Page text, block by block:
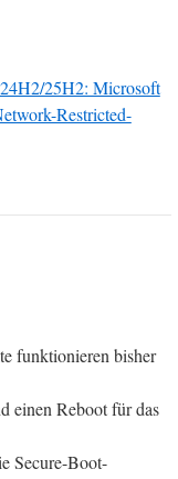
25H2: Microsoft
Restricted-
funktionieren bisher
einen Reboot für das
Secure-Boot-